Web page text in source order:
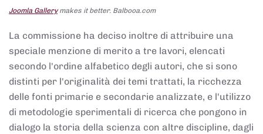
Joomla Gallerymakes it better. Balbooa.com
La commissione ha deciso inoltre di attribuire una
speciale menzione di merito a tre lavori, elencati
secondo l'ordine alfabetico degli autori, che si sono
distinti per l'originalità dei temi trattati, la ricchezza
delle fonti primarie e secondarie analizzate, e l'utilizzo
di metodologie sperimentali di ricerca che pongono in
dialogo la storia della scienza con altre discipline, dagli